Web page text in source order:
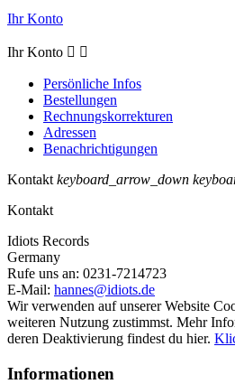
Ihr Konto
Ihr Konto  
Persönliche Infos
Bestellungen
Rechnungskorrekturen
Adressen
Benachrichtigungen
Kontakt keyboard_arrow_down
Kontakt
Idiots Records
Germany
Rufe uns an: 0231-7214723
E-Mail: hannes@idiots.de
Wir verwenden auf unserer Website
weiteren Nutzung zustimmst. Mehr
deren Deaktivierung findest du hier.
Informationen